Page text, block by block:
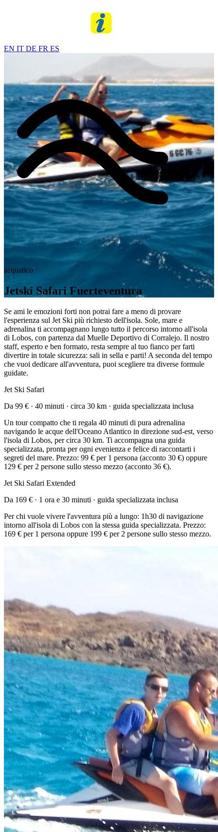
EN IT DE FR ES
acquatico
Jetski Safari Fuerteventura
Se ami le emozioni forti non potrai fare a meno di provare
l'esperienza sul Jet Ski più richiesto dell'isola. Sole, mare e
adrenalina ti accompagnano lungo tutto il percorso intorno all'isola
di Lobos, con partenza dal Muelle Deportivo di Corralejo. Il nostro
staff, esperto e ben formato, resta sempre al tuo fianco per farti
divertire in totale sicurezza: sali in sella e parti! A seconda del tempo
che vuoi dedicare all'avventura, puoi scegliere tra diverse formule
guidate.
Jet Ski Safari
Da 99 € · 40 minuti · circa 30 km · guida specializzata inclusa
Un tour compatto che ti regala 40 minuti di pura adrenalina
navigando le acque dell'Oceano Atlantico in direzione sud-est, verso
l'isola di Lobos, per circa 30 km. Ti accompagna una guida
specializzata, pronta per ogni evenienza e felice di raccontarti i
segreti del mare. Prezzo: 99 € per 1 persona (acconto 30 €) oppure
129 € per 2 persone sullo stesso mezzo (acconto 36 €).
Jet Ski Safari Extended
Da 169 € · 1 ora e 30 minuti · guida specializzata inclusa
Per chi vuole vivere l'avventura più a lungo: 1h30 di navigazione
intorno all'isola di Lobos con la stessa guida specializzata. Prezzo:
169 € per 1 persona oppure 199 € per 2 persone sullo stesso mezzo.